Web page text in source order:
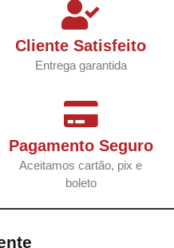
Cliente Satisfeito
Entrega garantida
Pagamento Seguro
Aceitamos cartão, pix e
boleto